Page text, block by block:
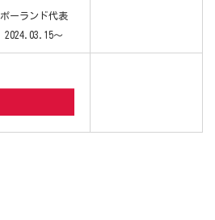
ポーランド代表
2024.03.15～